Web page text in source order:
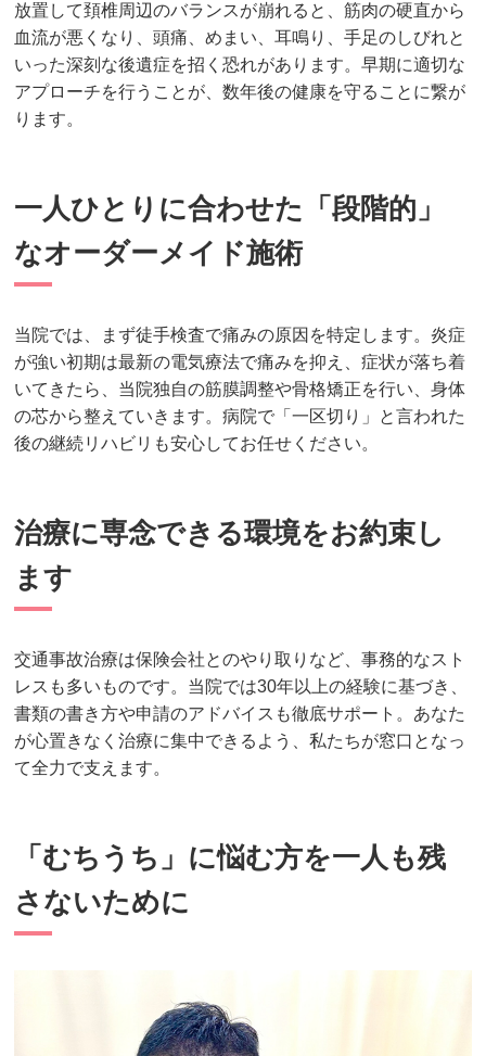
放置して頚椎周辺のバランスが崩れると、筋肉の硬直から
血流が悪くなり、頭痛、めまい、耳鳴り、手足のしびれと
いった深刻な後遺症を招く恐れがあります。早期に適切な
アプローチを行うことが、数年後の健康を守ることに繋が
ります。
一人ひとりに合わせた「段階的」
なオーダーメイド施術
当院では、まず徒手検査で痛みの原因を特定します。炎症
が強い初期は最新の電気療法で痛みを抑え、症状が落ち着
いてきたら、当院独自の筋膜調整や骨格矯正を行い、身体
の芯から整えていきます。病院で「一区切り」と言われた
後の継続リハビリも安心してお任せください。
治療に専念できる環境をお約束し
ます
交通事故治療は保険会社とのやり取りなど、事務的なスト
レスも多いものです。当院では30年以上の経験に基づき、
書類の書き方や申請のアドバイスも徹底サポート。あなた
が心置きなく治療に集中できるよう、私たちが窓口となっ
て全力で支えます。
「むちうち」に悩む方を一人も残
さないために